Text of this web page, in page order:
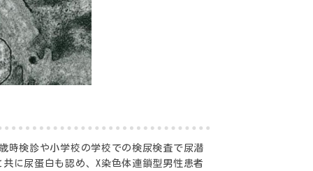
時検診や小学校の学校での検尿検査で尿潜
に尿蛋白も認め、X染色体連鎖型男性患者